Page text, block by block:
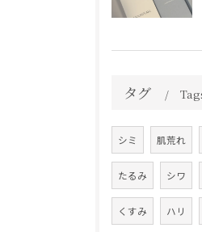
タグ
シミ 肌荒れ
たるみ シワ
くすみ ハリ